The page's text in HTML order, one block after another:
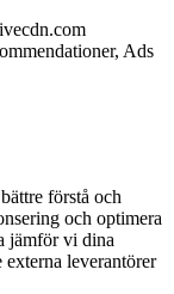
Ads
förstå och
och optimera
jämför vi dina
leverantörer